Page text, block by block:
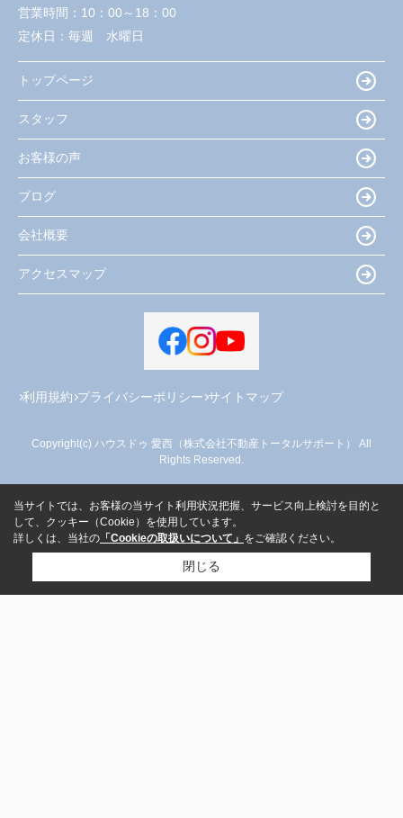
営業時間： 10：00～18：00
定休日： 毎週 水曜日
トップページ
スタッフ
お客様の声
ブログ
会社概要
アクセスマップ
利用規約 プライバシーポリシー サイトマップ
Copyright(c) ハウスドゥ 愛西（株式会社不動産トータルサポート） All
Rights Reserved.
当サイトでは、お客様の当サイト利用状況把握、サービス向上検討を目的と
して、クッキー（Cookie）を使用しています。
詳しくは、当社の 「Cookieの取扱いについて」 をご確認ください。
閉じる